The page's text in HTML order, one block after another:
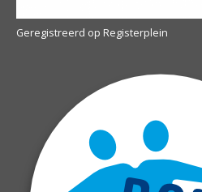
Geregistreerd op Registerplein